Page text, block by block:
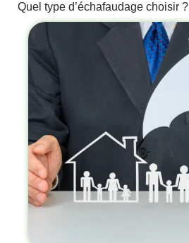
Quel type d’échafaudage choisir ?